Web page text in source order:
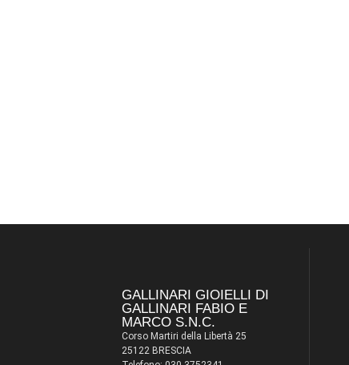
GALLINARI GIOIELLI DI
GALLINARI FABIO E
MARCO S.N.C.
Corso Martiri della Libertà 25
25122 BRESCIA